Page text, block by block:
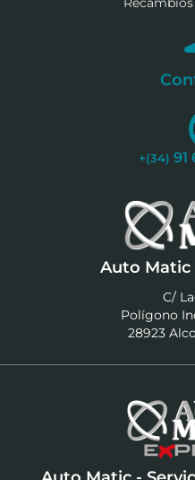
+(34) 91
Auto Matic
C/
Polígono
28923